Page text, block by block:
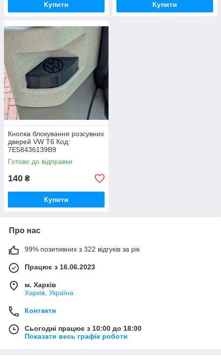
Купити Купити
Кнопка блокування розсувних
дверей VW T6 Код:
7E58436139B9
Готово до відправки
140 ₴
Купити
Про нас
99% позитивних з 322 відгуків за рік
Працює з 16.06.2023
м. Харків
Харків, Україна
Контакти
Сьогодні працює з 10:00 до 18:00
Показати весь графік роботи